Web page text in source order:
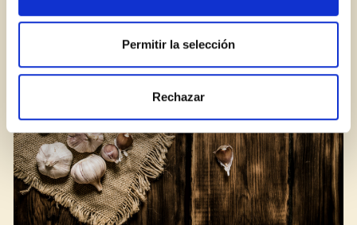
Permitir la selección
Rechazar